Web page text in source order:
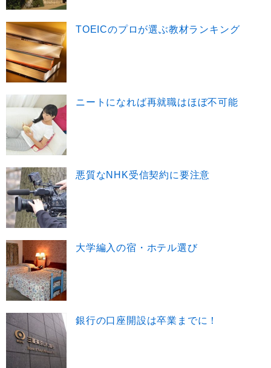
TOEICのプロが選ぶ教材ランキング
ニートになれば再就職はほぼ不可能
悪質なNHK受信契約に要注意
大学編入の宿・ホテル選び
銀行の口座開設は卒業までに！